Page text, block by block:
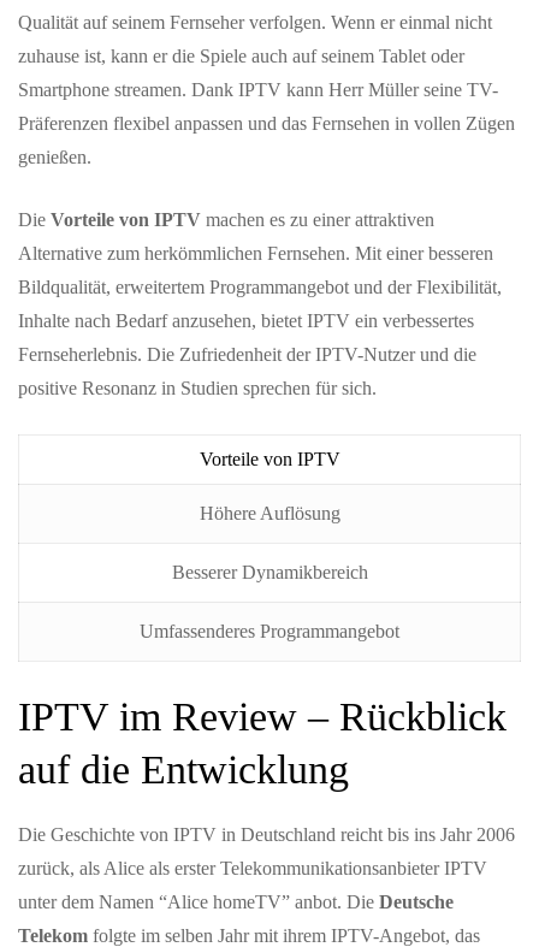
Qualität auf seinem Fernseher verfolgen. Wenn er einmal nicht
zuhause ist, kann er die Spiele auch auf seinem Tablet oder
Smartphone streamen. Dank IPTV kann Herr Müller seine TV-
Präferenzen flexibel anpassen und das Fernsehen in vollen Zügen
genießen.
Die Vorteile von IPTV machen es zu einer attraktiven
Alternative zum herkömmlichen Fernsehen. Mit einer besseren
Bildqualität, erweitertem Programmangebot und der Flexibilität,
Inhalte nach Bedarf anzusehen, bietet IPTV ein verbessertes
Fernseherlebnis. Die Zufriedenheit der IPTV-Nutzer und die
positive Resonanz in Studien sprechen für sich.
Vorteile von IPTV
Höhere Auflösung
Besserer Dynamikbereich
Umfassenderes Programmangebot
IPTV im Review – Rückblick
auf die Entwicklung
Die Geschichte von IPTV in Deutschland reicht bis ins Jahr 2006
zurück, als Alice als erster Telekommunikationsanbieter IPTV
unter dem Namen “Alice homeTV” anbot. Die Deutsche
Telekom folgte im selben Jahr mit ihrem IPTV-Angebot, das